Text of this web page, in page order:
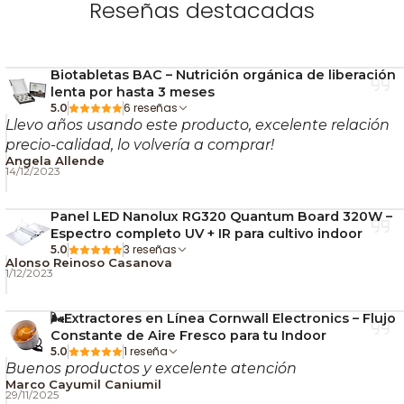
🔹 Visualización en tiempo real
🔹 Comparación entre diferentes puntos de medición
🔹 Establecimiento de objetivos personalizados
🔹 Exportación de datos para análisis profesional
Con la app Pulse, llevas el
control total de tus
cultivos en la palma de la mano
🔍Especificaciones técnicas
Medición de:Humedad (%), EC, Temperatura
Rango de EC:0.0 – 15.0
Rango de temperatura:
5°C – 40°C
Rango de humedad:
Reseñas destacadas
Biotabletas BAC – Nutrición orgánica de liberación
lenta por hasta 3 meses
5.0 6 reseñas
Llevo años usando este producto, excelente relación
precio-calidad, lo volvería a comprar!
Angela Allende
14/12/2023
Panel LED Nanolux RG320 Quantum Board 320W –
Espectro completo UV + IR para cultivo indoor
5.0 3 reseñas
Alonso Reinoso Casanova
1/12/2023
🌬️Extractores en Línea Cornwall Electronics – Flujo
Constante de Aire Fresco para tu Indoor
5.0 1 reseña
Buenos productos y excelente atención
Marco Cayumil Caniumil
29/11/2025